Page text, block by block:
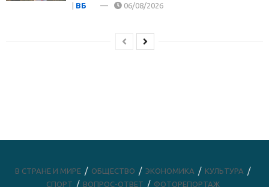
| ВБ 06/08/2026
В СТРАНЕ И МИРЕ ОБЩЕСТВО ЭКОНОМИКА
КУЛЬТУРА
СПОРТ
ВОПРОС-ОТВЕТ ФОТОРЕПОРТАЖ